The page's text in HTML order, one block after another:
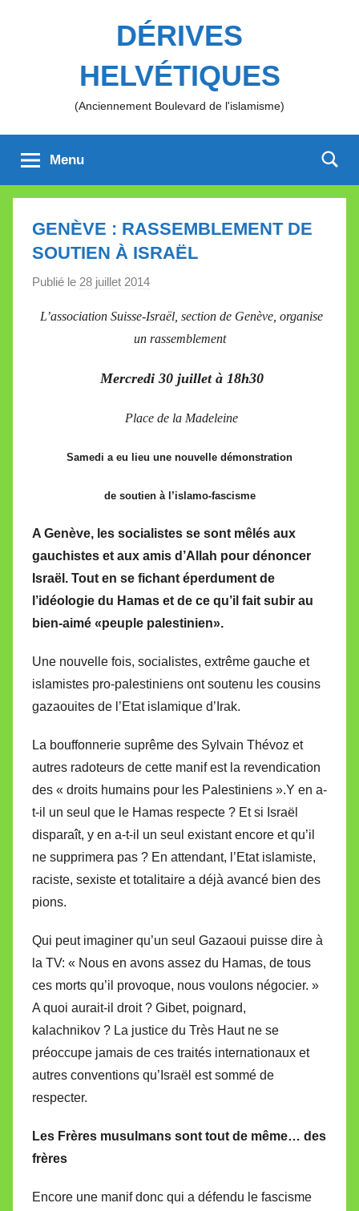
DÉRIVES
HELVÉTIQUES
(Anciennement Boulevard de l'islamisme)
Menu
GENÈVE : RASSEMBLEMENT DE
SOUTIEN À ISRAËL
Publié le 28 juillet 2014
r
M
r
a
l
l
e
L’association Suisse-Israël, section de Genève, organise
un rassemblement
Mercredi 30 juillet à 18h30
Place de la Madeleine
Samedi a eu lieu une nouvelle démonstration
de soutien à l’islamo-fascisme
A Genève, les socialistes se sont mêlés aux
gauchistes et aux amis d’Allah pour dénoncer
Israël. Tout en se fichant éperdument de
l’idéologie du Hamas et de ce qu’il fait subir au
bien-aimé «peuple palestinien».
Une nouvelle fois, socialistes, extrême gauche et
islamistes pro-palestiniens ont soutenu les cousins
gazaouites de l’Etat islamique d’Irak.
La bouffonnerie suprême des Sylvain Thévoz et
autres radoteurs de cette manif est la revendication
des « droits humains pour les Palestiniens ».Y en a-
t-il un seul que le Hamas respecte ? Et si Israël
disparaît, y en a-t-il un seul existant encore et qu’il
ne supprimera pas ? En attendant, l’Etat islamiste,
raciste, sexiste et totalitaire a déjà avancé bien des
pions.
Qui peut imaginer qu’un seul Gazaoui puisse dire à
la TV: « Nous en avons assez du Hamas, de tous
ces morts qu’il provoque, nous voulons négocier. »
A quoi aurait-il droit ? Gibet, poignard,
kalachnikov ? La justice du Très Haut ne se
préoccupe jamais de ces traités internationaux et
autres conventions qu’Israël est sommé de
respecter.
Les Frères musulmans sont tout de même… des
frères
Encore une manif donc qui a défendu le fascisme